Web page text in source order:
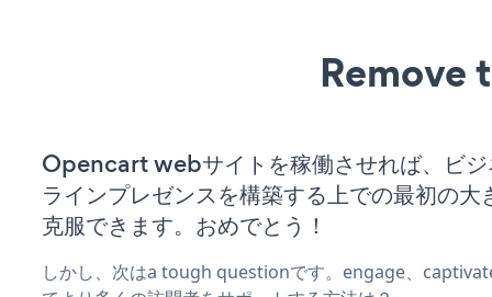
Remove
Opencart webサイトを稼働させれば、ビジ
ラインプレゼンスを構築する上での最初の大
克服できます。おめでとう！
しかし、次はa tough questionです。engage、